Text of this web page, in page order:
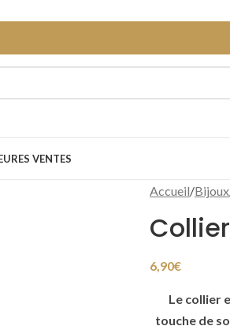
VENTES
Accueil/Bijoux
6,90€
Le collier
touche de